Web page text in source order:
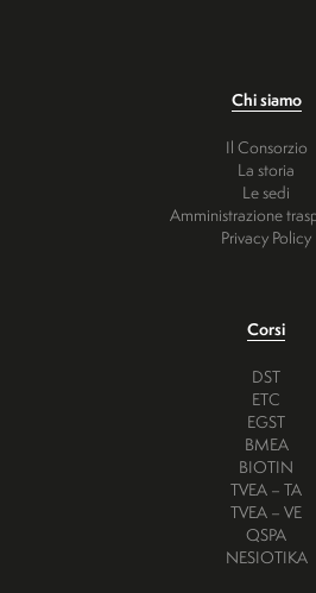
Chi siamo
Il Consorzio
La storia
Le sedi
Amministrazione
Privacy Policy
Corsi
DST
ETC
EGST
BMEA
BIOTIN
TVEA – TA
TVEA – VE
QSPA
NESIOTIKA